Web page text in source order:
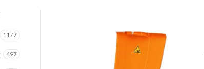
1177
497